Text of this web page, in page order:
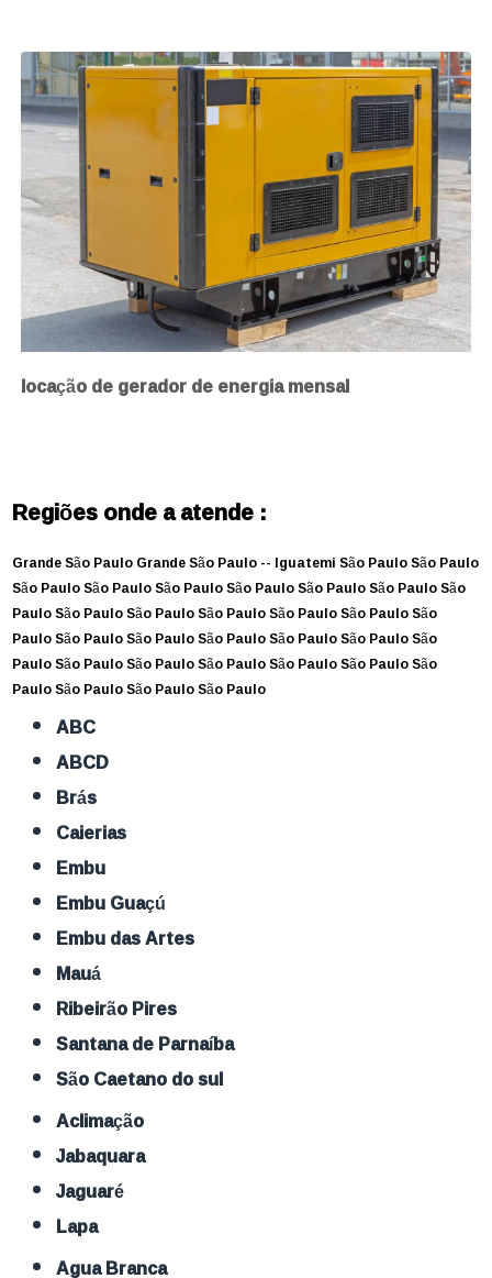
locação de gerador de energia mensal
Regiões onde a atende :
Grande São PauloGrande São Paulo -- IguatemiSão PauloSão Paulo
São PauloSão PauloSão PauloSão PauloSão PauloSão PauloSão
PauloSão PauloSão PauloSão PauloSão PauloSão PauloSão
PauloSão PauloSão PauloSão PauloSão PauloSão PauloSão
PauloSão PauloSão PauloSão PauloSão PauloSão PauloSão
PauloSão PauloSão PauloSão Paulo
ABC
ABCD
Brás
Caierias
Embu
Embu Guaçú
Embu das Artes
Mauá
Ribeirão Pires
Santana de Parnaíba
São Caetano do sul
Aclimação
Jabaquara
Jaguaré
Lapa
Agua Branca